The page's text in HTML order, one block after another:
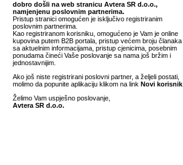
dobro došli na web stranicu Avtera SR d.o.o.,
namjenjenu poslovnim partnerima.
Pristup stranici omogućen je isključivo registriranim
poslovnim partnerima.
Kao registriranom korisniku, omogućeno je Vam je online
kupovina putem B2B portala, pristup većem broju članaka
sa aktuelnim informacijama, pristup cjenicima, posebnim
ponudama čineći Vaše poslovanje sa nama još bržim i
jednostavnijim.
Ako još niste registrirani poslovni partner, a željeli postati,
molimo da popunite aplikaciju klikom na link Novi korisnik
Želimo Vam uspješno poslovanje,
Avtera SR d.o.o.